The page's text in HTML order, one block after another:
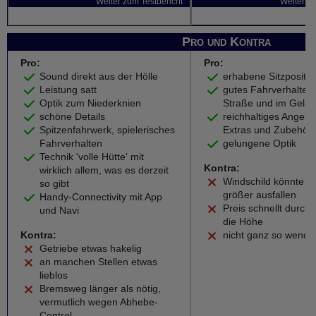
Pro und Kontra
Pro:
Sound direkt aus der Hölle
Leistung satt
Optik zum Niederknien
schöne Details
Spitzenfahrwerk, spielerisches
Fahrverhalten
Technik 'volle Hütte' mit
wirklich allem, was es derzeit
so gibt
Handy-Connectivity mit App
und Navi
Kontra:
Getriebe etwas hakelig
an manchen Stellen etwas
lieblos
Bremsweg länger als nötig,
vermutlich wegen Abhebe-
Pro:
erhabene
gutes Fahrverhalten
Straße und im
reichhaltiges
Extras und
gelungene Optik
Kontra:
Windschild könnte
größer ausfallen
Preis schnellt durch
die Höhe
nicht ganz so